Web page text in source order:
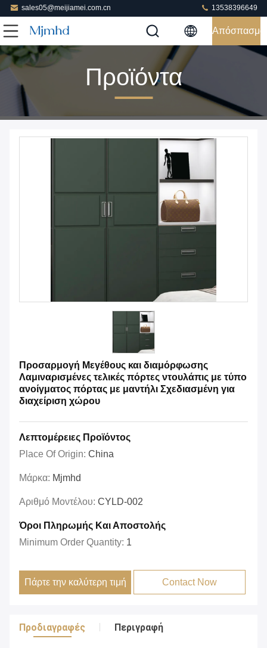
sales05@meijiamei.com.cn 13538396649
Απόσπασμα
Προϊόντα
Προσαρμογή Μεγέθους και διαμόρφωσης
Λαμιναρισμένες τελικές πόρτες ντουλάπις με τύπο
ανοίγματος πόρτας με μαντήλι Σχεδιασμένη για
διαχείριση χώρου
Λεπτομέρειες Προϊόντος
Place Of Origin: China
Μάρκα: Mjmhd
Αριθμό Μοντέλου: CYLD-002
Όροι Πληρωμής Και Αποστολής
Minimum Order Quantity: 1
Πάρτε την καλύτερη τιμή Contact Now
Προδιαγραφές Περιγραφή